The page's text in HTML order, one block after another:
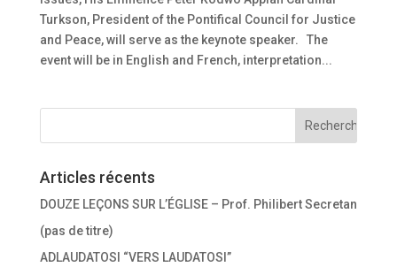
Turkson, President of the Pontifical Council for Justice
and Peace, will serve as the keynote speaker. The
event will be in English and French, interpretation...
Articles récents
DOUZE LEÇONS SUR L’ÉGLISE – Prof. Philibert Secretan
(pas de titre)
ADLAUDATOSI “VERS LAUDATOSI”